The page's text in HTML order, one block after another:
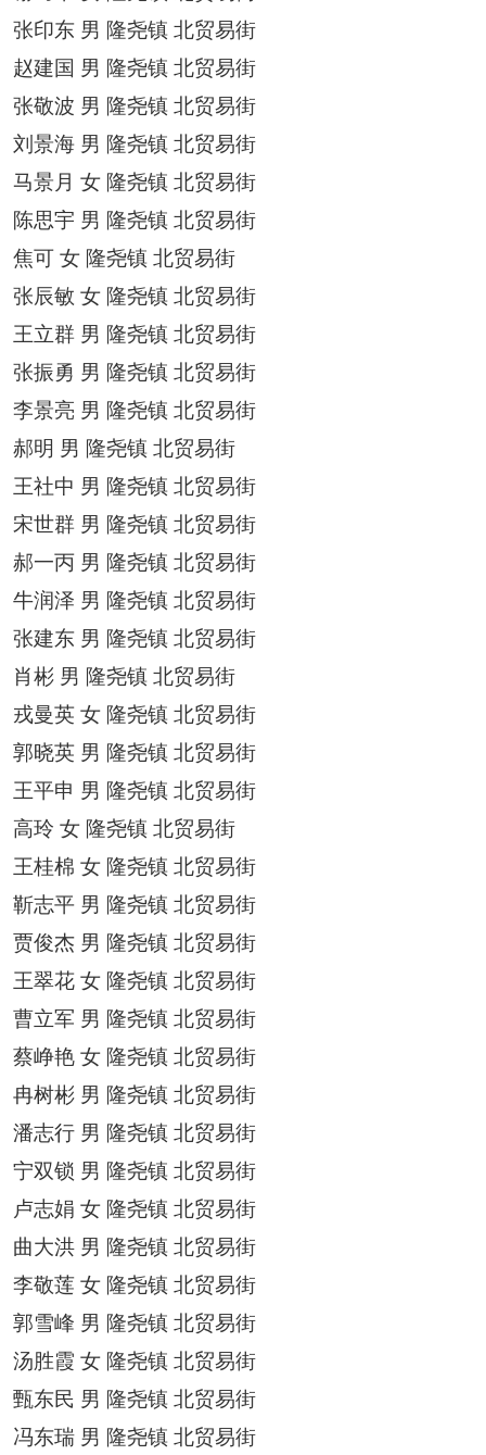
张印东 男 隆尧镇 北贸易街
赵建国 男 隆尧镇 北贸易街
张敬波 男 隆尧镇 北贸易街
刘景海 男 隆尧镇 北贸易街
马景月 女 隆尧镇 北贸易街
陈思宇 男 隆尧镇 北贸易街
焦可 女 隆尧镇 北贸易街
张辰敏 女 隆尧镇 北贸易街
王立群 男 隆尧镇 北贸易街
张振勇 男 隆尧镇 北贸易街
李景亮 男 隆尧镇 北贸易街
郝明 男 隆尧镇 北贸易街
王社中 男 隆尧镇 北贸易街
宋世群 男 隆尧镇 北贸易街
郝一丙 男 隆尧镇 北贸易街
牛润泽 男 隆尧镇 北贸易街
张建东 男 隆尧镇 北贸易街
肖彬 男 隆尧镇 北贸易街
戎曼英 女 隆尧镇 北贸易街
郭晓英 男 隆尧镇 北贸易街
王平申 男 隆尧镇 北贸易街
高玲 女 隆尧镇 北贸易街
王桂棉 女 隆尧镇 北贸易街
靳志平 男 隆尧镇 北贸易街
贾俊杰 男 隆尧镇 北贸易街
王翠花 女 隆尧镇 北贸易街
曹立军 男 隆尧镇 北贸易街
蔡峥艳 女 隆尧镇 北贸易街
冉树彬 男 隆尧镇 北贸易街
潘志行 男 隆尧镇 北贸易街
宁双锁 男 隆尧镇 北贸易街
卢志娟 女 隆尧镇 北贸易街
曲大洪 男 隆尧镇 北贸易街
李敬莲 女 隆尧镇 北贸易街
郭雪峰 男 隆尧镇 北贸易街
汤胜霞 女 隆尧镇 北贸易街
甄东民 男 隆尧镇 北贸易街
冯东瑞 男 隆尧镇 北贸易街